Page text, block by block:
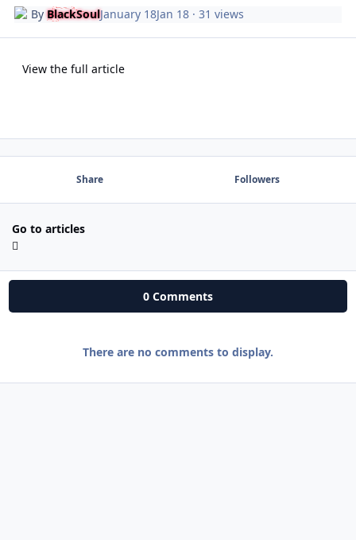
ByBlackSoulJanuary 18Jan 18 · 31 views
View the full article
Share Followers
Go to articles
0 Comments
There are no comments to display.